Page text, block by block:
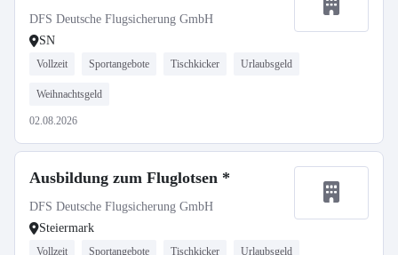
DFS Deutsche Flugsicherung GmbH
SN
Vollzeit Sportangebote Tischkicker Urlaubsgeld
Weihnachtsgeld
02.08.2026
Ausbildung zum Fluglotsen *
DFS Deutsche Flugsicherung GmbH
Steiermark
Vollzeit Sportangebote Tischkicker Urlaubsgeld